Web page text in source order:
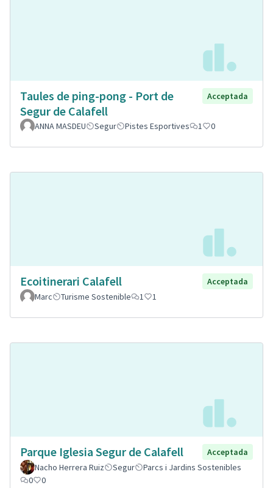
Taules de ping-pong - Port de
Segur de Calafell
Acceptada
ANNA MASDEU Segur Pistes Esportives 1 0
Ecoitinerari Calafell
Acceptada
Marc
Turisme Sostenible 1 1
Parque Iglesia Segur de Calafell
Acceptada
Nacho Herrera Ruiz
Segur
Parcs i Jardins Sostenibles
0
0